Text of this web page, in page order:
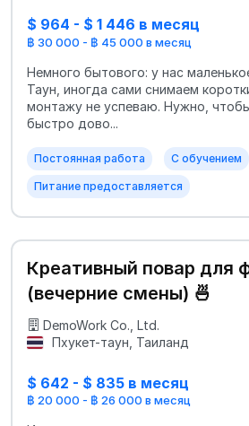
$ 964 - $ 1 446 в месяц
฿ 30 000 - ฿ 45 000 в месяц
Немного бытового: у нас
Таун, иногда сами снимаем
монтажу не успеваю. Нужно,
быстро дово...
Постоянная работа С обучением
Питание предоставляется
Креативный повар для
(вечерние смены) 🍜
DemoWork Co., Ltd.
Пхукет-таун, Таиланд
$ 642 - $ 835 в месяц
฿ 20 000 - ฿ 26 000 в месяц